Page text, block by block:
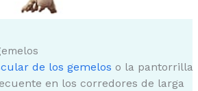
de los gemelos o la pantorrilla
en los corredores de larga